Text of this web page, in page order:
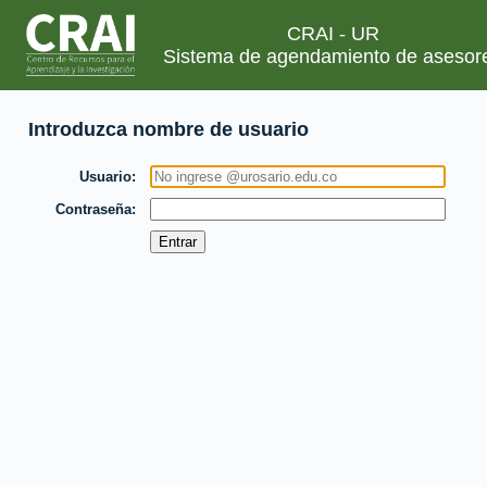
CRAI - UR
Sistema de agendamiento de
Introduzca nombre de usuario
Usuario
Contraseña